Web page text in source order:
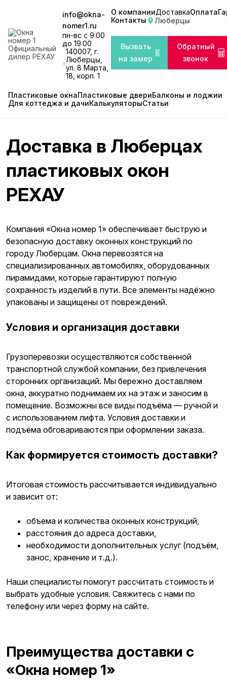
Официальный
дилер РЕХАУ
info@okna-
nomer1.ru
пн-вс с 9:00
до 19:00
140007, г.
Люберцы,
ул. 8 Марта,
18, корп. 1
О компанииДоставкаОплата
Контакты
Люберцы
Вызвать
на замер
Обратный
звонок
Пластиковые окнаПластиковые двериБалконы и лоджии
Для коттеджа и дачиКалькуляторыСтатьи
Доставка в Люберцах
пластиковых окон
РЕХАУ
Компания «Окна номер 1» обеспечивает быструю и
безопасную доставку оконных конструкций по
городу Люберцам. Окна перевозятся на
специализированных автомобилях, оборудованных
пирамидами, которые гарантируют полную
сохранность изделий в пути. Все элементы надёжно
упакованы и защищены от повреждений.
Условия и организация доставки
Грузоперевозки осуществляются собственной
транспортной службой компании, без привлечения
сторонних организаций. Мы бережно доставляем
окна, аккуратно поднимаем их на этаж и заносим в
помещение. Возможны все виды подъёма — ручной и
с использованием лифта. Условия доставки и
подъёма обговариваются при оформлении заказа.
Как формируется стоимость доставки?
Итоговая стоимость рассчитывается индивидуально
и зависит от:
объема и количества оконных конструкций,
расстояния до адреса доставки,
необходимости дополнительных услуг (подъём,
занос, хранение и т.д.).
Наши специалисты помогут рассчитать стоимость и
выбрать удобные условия. Свяжитесь с нами по
телефону или через форму на сайте.
Преимущества доставки с
«Окна номер 1»